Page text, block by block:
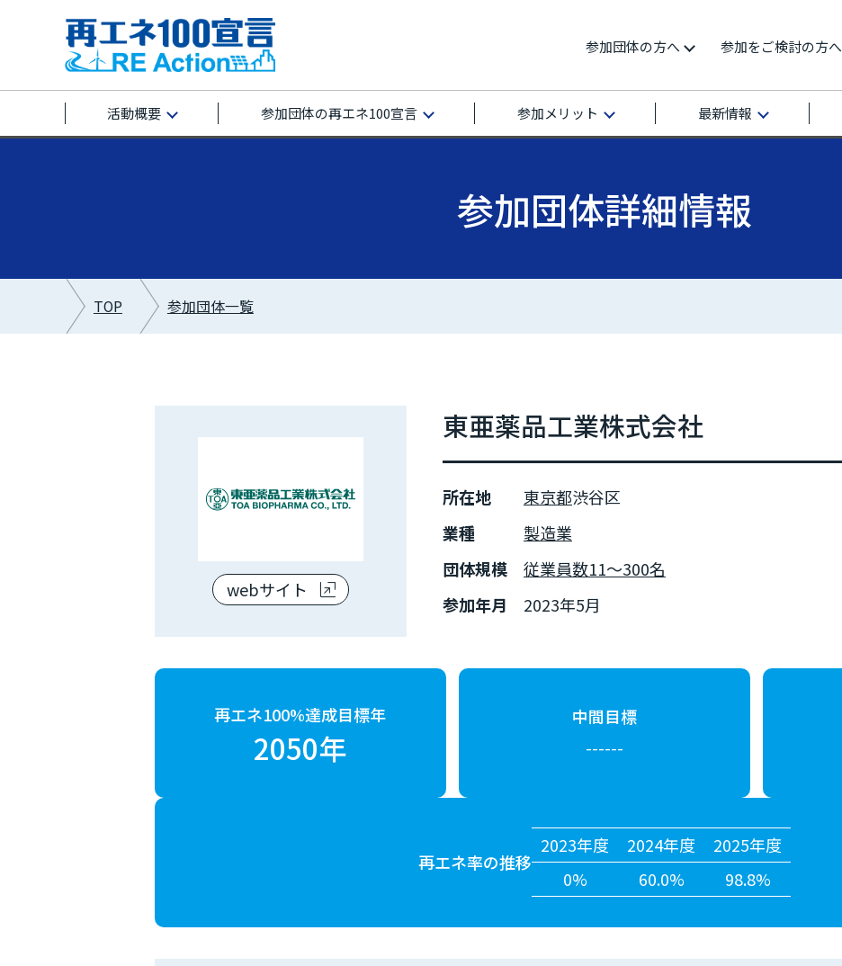
活動概要 参加団体の再エネ100宣言 参加メリット 最新情報
参加団体の方へ 参加をご検討の方へ
参加団体詳細情報
TOP 参加団体一覧
東亜薬品工業株式会社
所在地 東京都渋谷区
業種
製造業
団体規模
従業員数11～300名
参加年月
2023年5月
webサイト
再エネ100%達成目標年
2050年
中間目標
------
再エネ率の推移
2023年度 2024年度
2025年度
0%
60.0% 98.8%